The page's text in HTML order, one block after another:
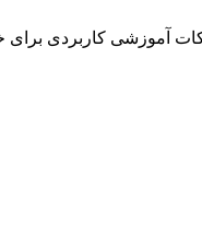
آموزشی کاربردی